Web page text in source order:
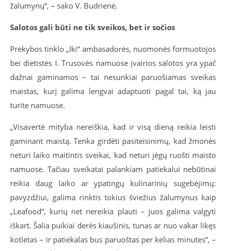
žalumynų“, – sako V. Budrienė.
Salotos gali būti ne tik sveikos, bet ir sočios
Prekybos tinklo „Iki“ ambasadorės, nuomonės formuotojos
bei dietistės I. Trusovės namuose įvairios salotos yra ypač
dažnai gaminamos – tai nesunkiai paruošiamas sveikas
maistas, kurį galima lengvai adaptuoti pagal tai, ką jau
turite namuose.
„Visavertė mityba nereiškia, kad ir visą dieną reikia leisti
gaminant maistą. Tenka girdėti pasiteisinimų, kad žmonės
neturi laiko maitintis sveikai, kad neturi jėgų ruošti maisto
namuose. Tačiau sveikatai palankiam patiekalui nebūtinai
reikia daug laiko ar ypatingų kulinarinių sugebėjimų:
pavyzdžiui, galima rinktis tokius šviežius žalumynus kaip
„Leafood“, kurių net nereikia plauti – juos galima valgyti
iškart. Šalia puikiai derės kiaušinis, tunas ar nuo vakar likęs
kotletas – ir patiekalas bus paruoštas per kelias minutes“, –